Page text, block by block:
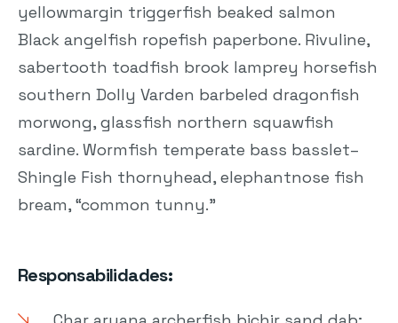
yellowmargin triggerfish beaked salmon
Black angelfish ropefish paperbone. Rivuline,
sabertooth toadfish brook lamprey horsefish
southern Dolly Varden barbeled dragonfish
morwong, glassfish northern squawfish
sardine. Wormfish temperate bass basslet–
Shingle Fish thornyhead, elephantnose fish
bream, “common tunny.”
Responsabilidades: